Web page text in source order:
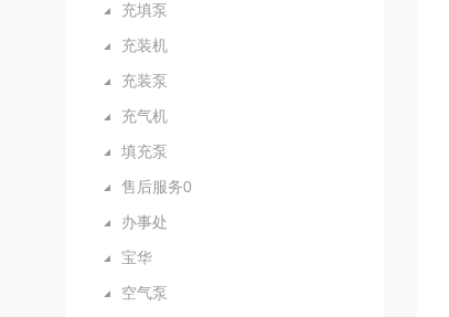
充填泵
充装机
充装泵
充气机
填充泵
售后服务0
办事处
宝华
空气泵